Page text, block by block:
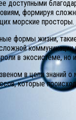
доступными
формируя
морские просторы.
формы жизни,
в экосистеме,
в цепи знаний о
которые